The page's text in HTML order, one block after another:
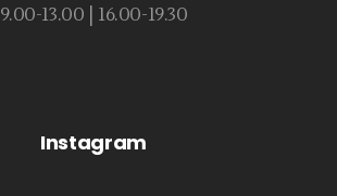
9.00-13.00 | 16.00-19.30
Instagram